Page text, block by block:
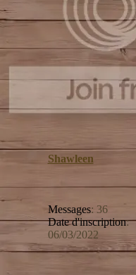
Shawleen
Messages: 36
Date d'inscription:
06/03/2022